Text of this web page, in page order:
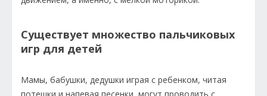
Существует множество пальчиковых
игр для детей
Мамы, бабушки, дедушки играя с ребенком, читая